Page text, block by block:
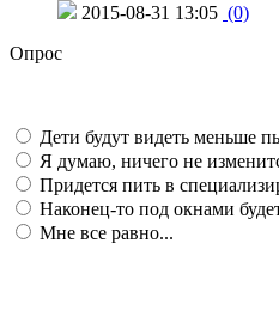
2015-08-31 13:05 (0)
Опрос
Дети будут видеть меньше
Я думаю, ничего не
Придется пить в
Наконец-то под окнами
Мне все равно...